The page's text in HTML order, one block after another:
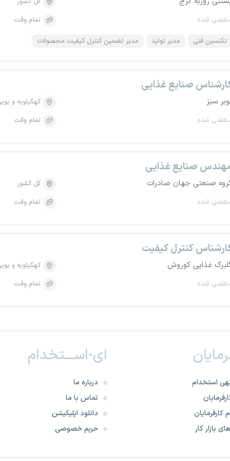
شده
تمام وقت
تکنسین فنی مدیر تولید مدیر تضمین کنترل کیفیت محصولات
صنایع غذایی
سبز
شده
کهگیلویه و
تمام وقت
صنایع غذایی
صنعتی جهان صادرات
شده
کل کشور
تمام وقت
کنترل کیفیت
غذایی کوروش
شده
کهگیلویه و
تمام وقت
استخدام
کارفرمایان
بازار کار
ای-اســـتخدام
درباره ما
تماس با ما
دانلود اپلیکیشن
حریم خصوصی